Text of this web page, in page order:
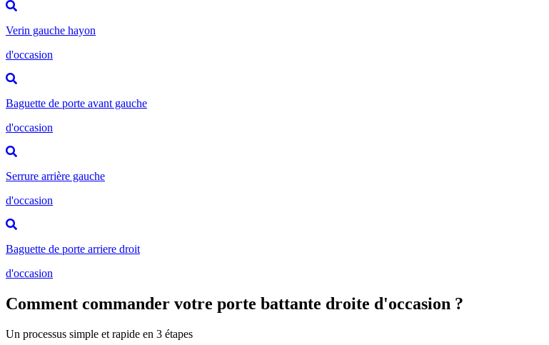
Verin gauche hayon
d'occasion
Baguette de porte avant gauche
d'occasion
Serrure arrière gauche
d'occasion
Baguette de porte arriere droit
d'occasion
Comment commander votre porte battante droite d'occasion ?
Un processus simple et rapide en 3 étapes